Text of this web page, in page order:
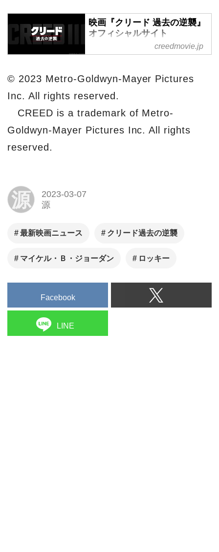
映画『クリード 過去の逆襲』
オフィシャルサイト
5月26日(金)公開 映画『クリー
イト。
creedmovie.jp
© 2023 Metro-Goldwyn-Mayer Pictures
Inc. All rights reserved.
CREED is a trademark of Metro-
Goldwyn-Mayer Pictures Inc. All rights
reserved.
源
2023-03-07
源
最新映画ニュース クリード過去の逆襲
マイケル・Ｂ・ジョーダン ロッキー
Facebook
LINE